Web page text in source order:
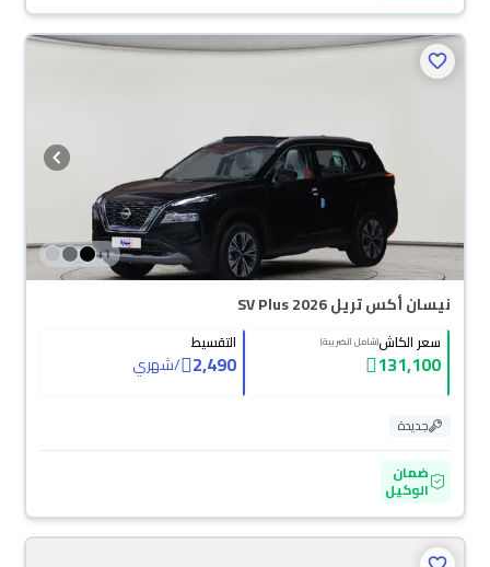
1
+
نيسان أكس تريل SV Plus 2026
سعر الكاش(شامل الضريبة)
131,100
التقسيط
2,490
/شهري
جديدة
ضمان
الوكيل